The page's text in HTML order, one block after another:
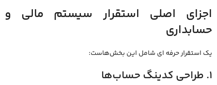
اجزای اصلی استقرار سیستم مالی و
حسابداری
یک استقرار حرفه ‌ای شامل این بخش‌هاست:
1. طراحی کدینگ حساب‌ها